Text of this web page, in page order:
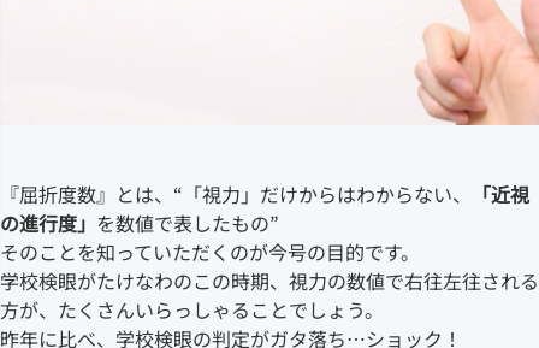
『屈折度数』とは、“「視力」だけからはわからない、
「近視
の進行度」 を数値で表したもの”
そのことを知っていただくのが今号の目的です。
学校検眼がたけなわのこの時期、視力の数値で右往左往される
方が、たくさんいらっしゃることでしょう。
昨年に比べ、学校検眼の判定がガタ落ち…ショック！